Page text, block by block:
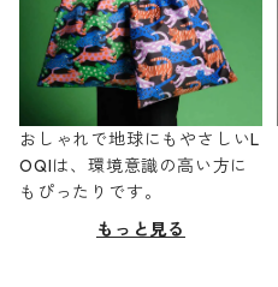
おしゃれで地球にもやさしいL
OQIは、環境意識の高い方に
もぴったりです。
もっと見る